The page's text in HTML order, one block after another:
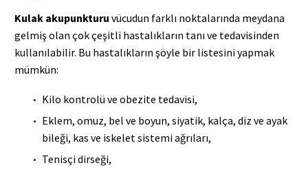
Kulak akupunkturu vücudun farklı noktalarında meydana
gelmiş olan çok çeşitli hastalıkların tanı ve tedavisinden
kullanılabilir. Bu hastalıkların şöyle bir listesini yapmak
mümkün:
Kilo kontrolü ve obezite tedavisi,
Eklem, omuz, bel ve boyun, siyatik, kalça, diz ve ayak
bileği, kas ve iskelet sistemi ağrıları,
Tenisçi dirseği,